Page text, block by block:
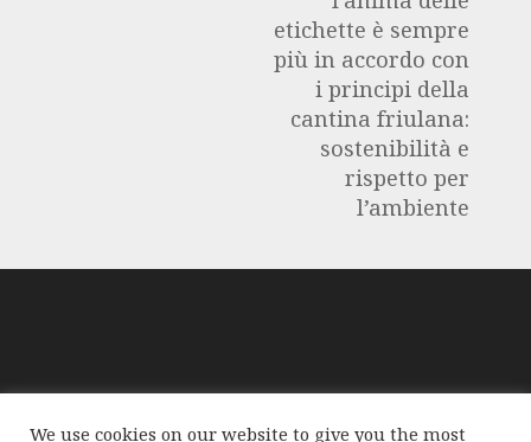
etichette è sempre
più in accordo con
i principi della
cantina friulana:
sostenibilità e
rispetto per
l’ambiente
GloablMediaNews, prima di pubblicare foto o testi,
We use cookies on our website to give you the most